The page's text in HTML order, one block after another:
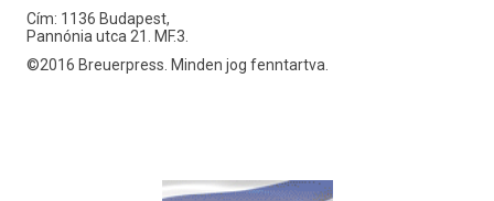
Cím: 1136 Budapest,
Pannónia utca 21. MF.3.
©2016 Breuerpress. Minden jog fenntartva.